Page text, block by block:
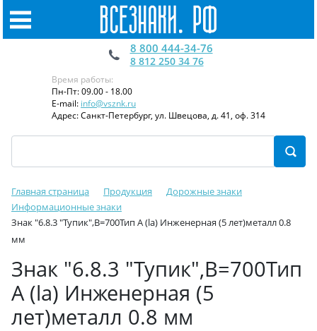
8 800 444-34-76
8 812 250 34 76
Время работы:
Пн-Пт: 09.00 - 18.00
E-mail: info@vsznk.ru
Адрес: Санкт-Петербург, ул. Швецова, д. 41, оф. 314
Главная страница Продукция
Дорожные знаки
Информационные знаки
Знак "6.8.3 "Тупик",B=700Тип А (la) Инженерная (5 лет)металл 0.8
мм
Знак "6.8.3 "Тупик",B=700Тип
А (la) Инженерная (5
лет)металл 0.8 мм